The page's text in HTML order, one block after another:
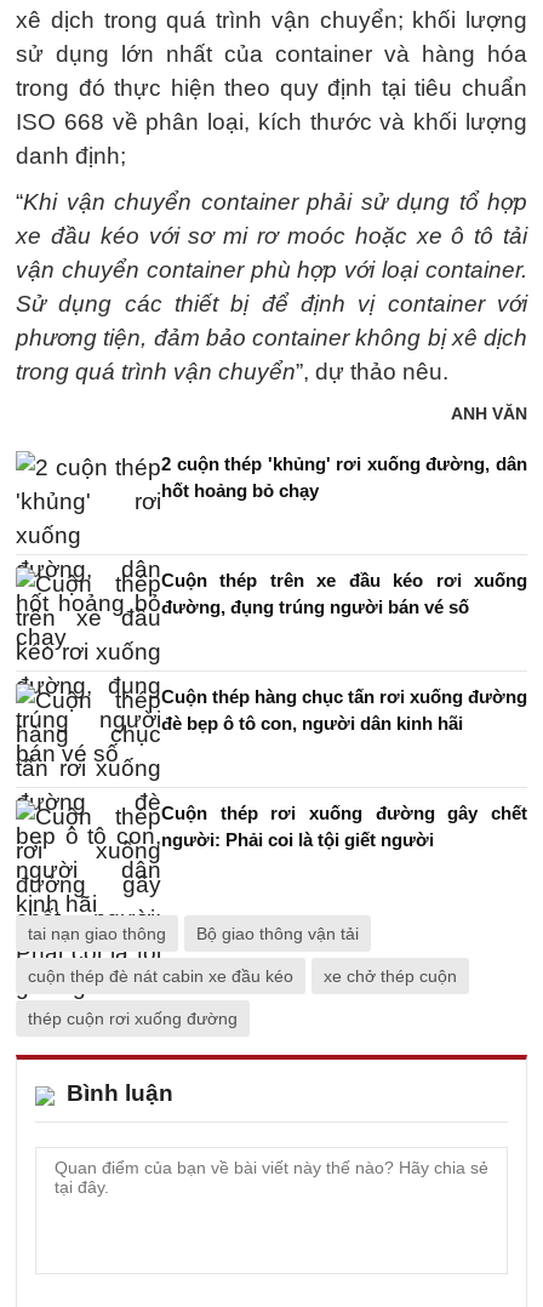
xê dịch trong quá trình vận chuyển; khối lượng
sử dụng lớn nhất của container và hàng hóa
trong đó thực hiện theo quy định tại tiêu chuẩn
ISO 668 về phân loại, kích thước và khối lượng
danh định;
“Khi vận chuyển container phải sử dụng tổ hợp
xe đầu kéo với sơ mi rơ moóc hoặc xe ô tô tải
vận chuyển container phù hợp với loại container.
Sử dụng các thiết bị để định vị container với
phương tiện, đảm bảo container không bị xê dịch
trong quá trình vận chuyển”, dự thảo nêu.
ANH VĂN
2 cuộn thép 'khủng' rơi xuống đường, dân
hốt hoảng bỏ chạy
Cuộn thép trên xe đầu kéo rơi xuống
đường, đụng trúng người bán vé số
Cuộn thép hàng chục tấn rơi xuống đường
đè bẹp ô tô con, người dân kinh hãi
Cuộn thép rơi xuống đường gây chết
người: Phải coi là tội giết người
tai nạn giao thông Bộ giao thông vận tải
cuộn thép đè nát cabin xe đầu kéo xe chở thép cuộn
thép cuộn rơi xuống đường
Bình luận